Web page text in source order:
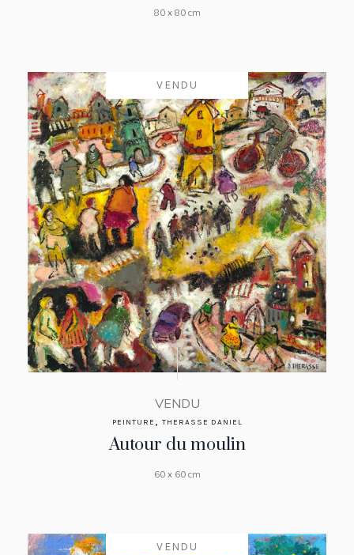
80 x 80 cm
VENDU
VENDU
PEINTURE , THERASSE DANIEL
Autour du moulin
60 x 60 cm
VENDU